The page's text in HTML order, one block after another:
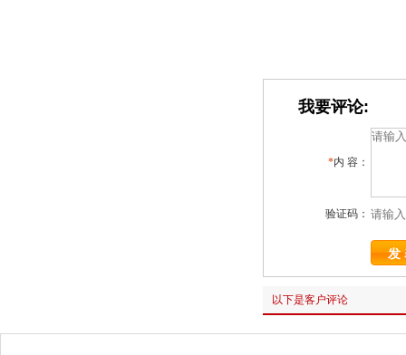
我要评论:
*内 容：
验证码：
以下是客户评论